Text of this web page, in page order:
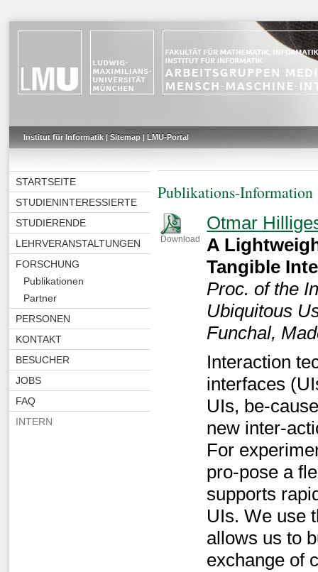
Institut für Informatik| Sitemap| LMU-Portal
STARTSEITE
STUDIENINTERESSIERTE
STUDIERENDE
LEHRVERANSTALTUNGEN
FORSCHUNG
Publikationen
Partner
PERSONEN
KONTAKT
BESUCHER
JOBS
FAQ
INTERN
Publikations-Information
Download
Otmar
A
Tangible
Proc. of the
Ubiquitous
Funchal,
Interaction
interfaces
UIs, be-
new inter-
For
pro-pose a
supports
UIs. We use
allows us to
exchange of